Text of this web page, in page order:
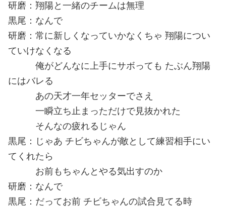
研磨：翔陽と一緒のチームは無理
黒尾：なんで
研磨：常に新しくなっていかなくちゃ 翔陽につい
ていけなくなる
俺がどんなに上手にサボっても たぶん翔陽
にはバレる
あの天才一年セッターでさえ
一瞬立ち止まっただけで見抜かれた
そんなの疲れるじゃん
黒尾：じゃあ チビちゃんが敵として練習相手にい
てくれたら
お前もちゃんとやる気出すのか
研磨：なんで
黒尾：だってお前 チビちゃんの試合見てる時